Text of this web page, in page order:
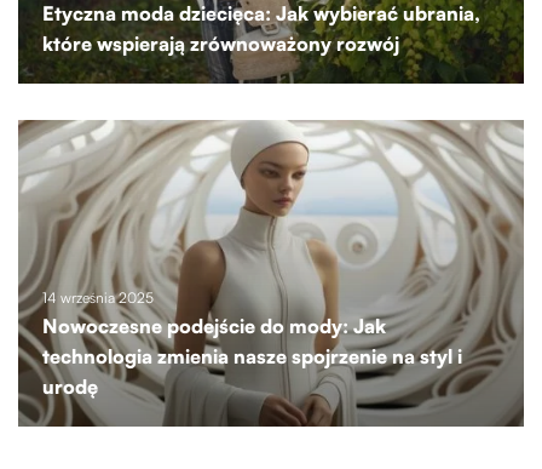
Etyczna moda dziecięca: Jak wybierać ubrania,
które wspierają zrównoważony rozwój
14 września 2025
Nowoczesne podejście do mody: Jak
technologia zmienia nasze spojrzenie na styl i
urodę